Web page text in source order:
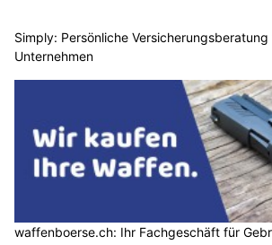
Simply: Persönliche
Unternehmen
waffenboerse.ch: Ihr Fachgeschäft für